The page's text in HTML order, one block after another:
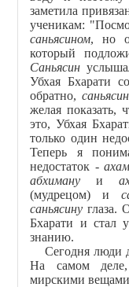
заметила
ученикам:
саньясином, но
который
Саньясин
Убхая Бхарати
обратно,саньясин
желая показать,
это, Убхая
только один
Теперь я
недостаток -
абхиману и
(мудрецом) и
саньясину глаза.
Бхарати и стал
знанию.
Сегодня люди
На самом
мирскими